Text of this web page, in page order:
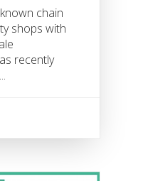
chain
shops with
recently